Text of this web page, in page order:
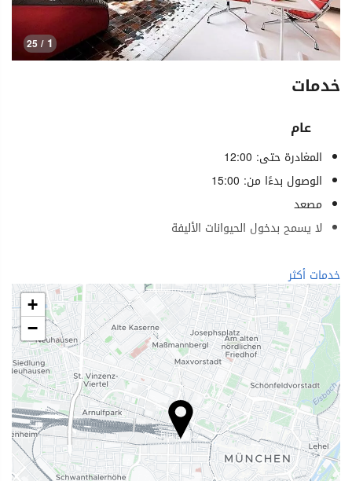
1
/ 25
خدمات
عام
المغادرة حتى: 12:00
الوصول بدءًا من: 15:00
مصعد
لا يسمح بدخول الحيوانات الأليفة
الرفاهية
منتجع صحي (Spa)
حمام (بخار)
ساونا
صالة ألعاب رياضية
خدمات الاستقبال
مكتب استقبال على مدار 24 ساعة
تخزين الأمتعة
خدمات أكثر
+
−